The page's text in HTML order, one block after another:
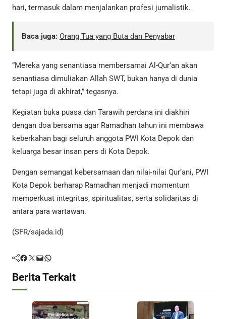
hari, termasuk dalam menjalankan profesi jurnalistik.
Baca juga: Orang Tua yang Buta dan Penyabar
“Mereka yang senantiasa membersamai Al-Qur’an akan
senantiasa dimuliakan Allah SWT, bukan hanya di dunia
tetapi juga di akhirat,” tegasnya.
Kegiatan buka puasa dan Tarawih perdana ini diakhiri
dengan doa bersama agar Ramadhan tahun ini membawa
keberkahan bagi seluruh anggota PWI Kota Depok dan
keluarga besar insan pers di Kota Depok.
Dengan semangat kebersamaan dan nilai-nilai Qur’ani, PWI
Kota Depok berharap Ramadhan menjadi momentum
memperkuat integritas, spiritualitas, serta solidaritas di
antara para wartawan.
(SFR/sajada.id)
Facebook Twitter Mail WhatsApp
Berita Terkait